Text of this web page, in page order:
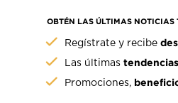
OBTÉN LAS ÚLTIMAS NOTICIAS
Regístrate y recibe
Las últimastendencias
Promociones,